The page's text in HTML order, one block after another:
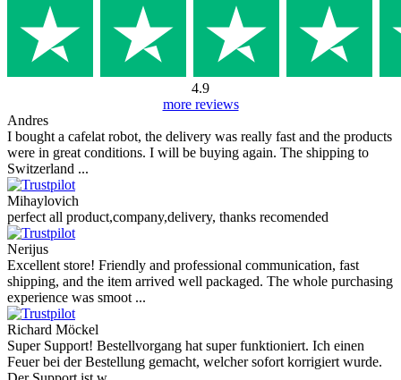
4.9
more reviews
Andres
I bought a cafelat robot, the delivery was really fast and the products
were in great conditions. I will be buying again. The shipping to
Switzerland ...
Mihaylovich
perfect all product,company,delivery, thanks recomended
Nerijus
Excellent store! Friendly and professional communication, fast
shipping, and the item arrived well packaged. The whole purchasing
experience was smoot ...
Richard Möckel
Super Support! Bestellvorgang hat super funktioniert. Ich einen
Feuer bei der Bestellung gemacht, welcher sofort korrigiert wurde.